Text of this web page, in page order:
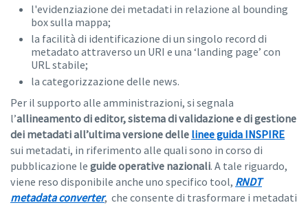
l'evidenziazione dei metadati in relazione al bounding
box sulla mappa;
la facilità di identificazione di un singolo record di
metadato attraverso un URI e una ‘landing page’ con
URL stabile;
la categorizzazione delle news.
Per il supporto alle amministrazioni, si segnala
l’allineamento di editor, sistema di validazione e di gestione
dei metadati all’ultima versione delle linee guida INSPIRE
sui metadati, in riferimento alle quali sono in corso di
pubblicazione le guide operative nazionali. A tale riguardo,
viene reso disponibile anche uno specifico tool, RNDT
metadata converter, che consente di trasformare i metadati